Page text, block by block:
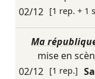
02/12 [1 rep. + 1
Ma
mise en
02/12 [1 rep.]